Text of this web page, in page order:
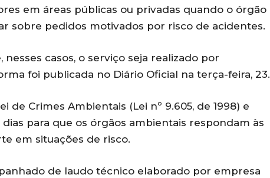
em áreas públicas ou privadas quando o órgão
sobre pedidos motivados por risco de acidentes.
nesses casos, o serviço seja realizado por
foi publicada no Diário Oficial na terça-feira, 23.
de Crimes Ambientais (Lei nº 9.605, de 1998) e
para que os órgãos ambientais respondam às
em situações de risco.
de laudo técnico elaborado por empresa